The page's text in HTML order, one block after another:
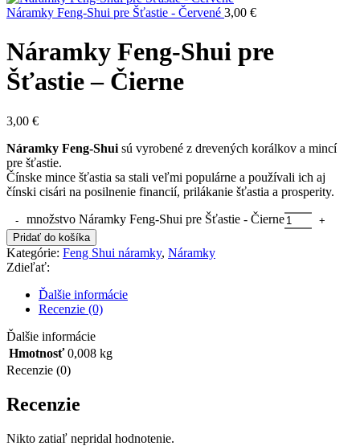
Náramky Feng-Shui pre Šťastie - Červené 3,00 €
Náramky Feng-Shui pre
Šťastie – Čierne
3,00 €
Náramky Feng-Shui sú vyrobené z drevených korálkov a mincí
pre šťastie.
Čínske mince šťastia sa stali veľmi populárne a používali ich aj
čínski cisári na posilnenie financií, prilákanie šťastia a prosperity.
množstvo Náramky Feng-Shui pre Šťastie - Čierne
Pridať do košíka
Kategórie: Feng Shui náramky, Náramky
Zdieľať:
Ďalšie informácie
Recenzie (0)
Ďalšie informácie
Hmotnosť 0,008 kg
Recenzie (0)
Recenzie
Nikto zatiaľ nepridal hodnotenie.